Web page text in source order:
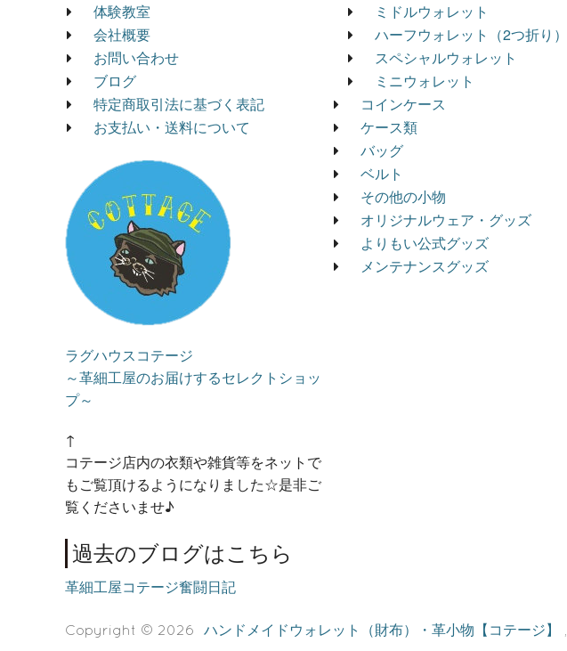
体験教室
会社概要
お問い合わせ
ブログ
特定商取引法に基づく表記
お支払い・送料について
ラグハウスコテージ
～革細工屋のお届けするセレクトショッ
プ～
↑
コテージ店内の衣類や雑貨等をネットで
もご覧頂けるようになりました☆是非ご
覧くださいませ♪
過去のブログはこちら
革細工屋コテージ奮闘日記
ミドルウォレット
ハーフウォレット（2つ折り）
スペシャルウォレット
ミニウォレット
コインケース
ケース類
バッグ
ベルト
その他の小物
オリジナルウェア・グッズ
よりもい公式グッズ
メンテナンスグッズ
Copyright © 2026 ハンドメイドウォレット（財布）・革小物【コテージ】